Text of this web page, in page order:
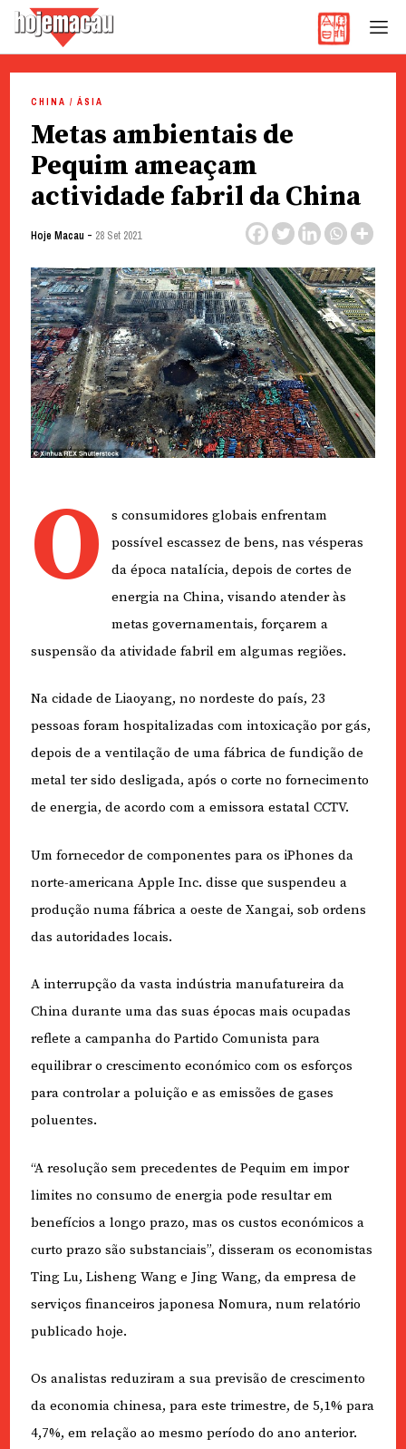
content
CHINA / ÁSIA
Metas ambientais de
Pequim ameaçam
actividade fabril da China
Hoje Macau - 28 Set 2021
O
s consumidores globais enfrentam
possível escassez de bens, nas vésperas
da época natalícia, depois de cortes de
energia na China, visando atender às
metas governamentais, forçarem a
suspensão da atividade fabril em algumas regiões.
Na cidade de Liaoyang, no nordeste do país, 23
pessoas foram hospitalizadas com intoxicação por gás,
depois de a ventilação de uma fábrica de fundição de
metal ter sido desligada, após o corte no fornecimento
de energia, de acordo com a emissora estatal CCTV.
Um fornecedor de componentes para os iPhones da
norte-americana Apple Inc. disse que suspendeu a
produção numa fábrica a oeste de Xangai, sob ordens
das autoridades locais.
A interrupção da vasta indústria manufatureira da
China durante uma das suas épocas mais ocupadas
reflete a campanha do Partido Comunista para
equilibrar o crescimento económico com os esforços
para controlar a poluição e as emissões de gases
poluentes.
“A resolução sem precedentes de Pequim em impor
limites no consumo de energia pode resultar em
benefícios a longo prazo, mas os custos económicos a
curto prazo são substanciais”, disseram os economistas
Ting Lu, Lisheng Wang e Jing Wang, da empresa de
serviços financeiros japonesa Nomura, num relatório
publicado hoje.
Os analistas reduziram a sua previsão de crescimento
da economia chinesa, para este trimestre, de 5,1% para
4,7%, em relação ao mesmo período do ano anterior.